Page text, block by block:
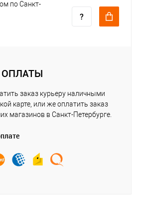
по Санкт-
заказ курьеру наличными
карте, или же оплатить заказ
магазинов в Санкт-Петербурге.